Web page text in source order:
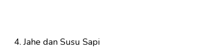
Jahe dan Susu Sapi